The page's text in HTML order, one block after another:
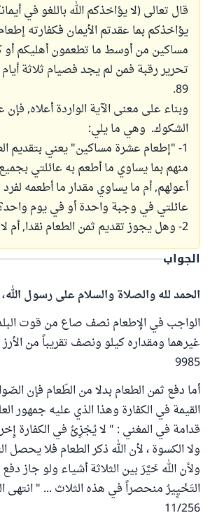
قال تعالى (لا يؤاخذكم الله باللغو في
يؤاخذكم بما عقدتم الأيمان فكفارته
مساكين من أوسط ما تطعمون أهليكم أو
تحرير رقبة فمن لم يجد فصيام ثلاثة أيام
89.
وبناء على معنى الآية الواردة أعلاه,
الشكوك. وهي ما يلي:
1- "إطعام عشرة مساكين" يعني بتقديم
منهم بما يساوي ما أطعم به عائلتي بجميع
أعولهم, أم ما يساوي مقدار ما أطعمه
عائلتي في وجبة واحدة أو في يوم
2- وهل يجوز تقديم ثمن الطعام نقدا, أم لا؟.
الجواب
الحمد لله والصلاة والسلام على رسول
الواجب في الإطعام نصف صاع من قوت
غيرهما ومقداره كيلو ونصف تقريباً من
9985
أما دفع ثمن الطعام بدلا من الطّعام فإن
القيمة في الكفارة وهذا الذي عليه جمهور
قدامة في المغني : " لا يُجْزِئُ في الكفارة
ولا الكسوة ، لأن الله ذكر الطعام فلا يحصل
ولأن الله خَيَّرَ بين الثلاثة أشياء ولو جاز
التَخْيِِيرُ منحصراً في هذه الثلاث ... " انتهى
11/256